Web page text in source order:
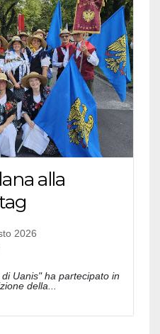
alla
2026
Uanis" ha partecipato in
della...